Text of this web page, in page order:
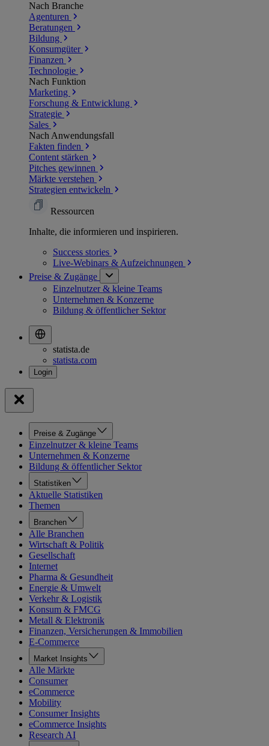
Nach Branche
Agenturen
Beratungen
Bildung
Konsumgüter
Finanzen
Technologie
Nach Funktion
Marketing
Forschung & Entwicklung
Strategie
Sales
Nach Anwendungsfall
Fakten finden
Content stärken
Pitches gewinnen
Märkte verstehen
Strategien entwickeln
Ressourcen
Inhalte, die informieren und inspirieren.
Success stories
Live-Webinars & Aufzeichnungen
Preise & Zugänge
Einzelnutzer & kleine Teams
Unternehmen & Konzerne
Bildung & öffentlicher Sektor
statista.de
statista.com
Preise & Zugänge
Einzelnutzer & kleine Teams
Unternehmen & Konzerne
Bildung & öffentlicher Sektor
Statistiken
Aktuelle Statistiken
Themen
Branchen
Alle Branchen
Wirtschaft & Politik
Gesellschaft
Internet
Pharma & Gesundheit
Energie & Umwelt
Verkehr & Logistik
Konsum & FMCG
Metall & Elektronik
Finanzen, Versicherungen & Immobilien
E-Commerce
Market Insights
Alle Märkte
Consumer
eCommerce
Mobility
Consumer Insights
eCommerce Insights
Research AI